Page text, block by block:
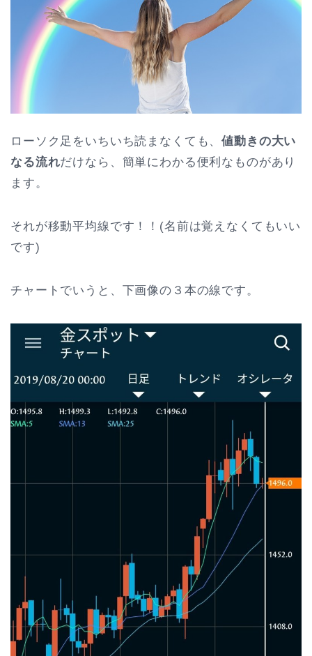
ローソク足をいちいち読まなくても、値動きの大い
なる流れだけなら、簡単にわかる便利なものがあり
ます。
それが移動平均線です！！(名前は覚えなくてもいい
です)
チャートでいうと、下画像の３本の線です。